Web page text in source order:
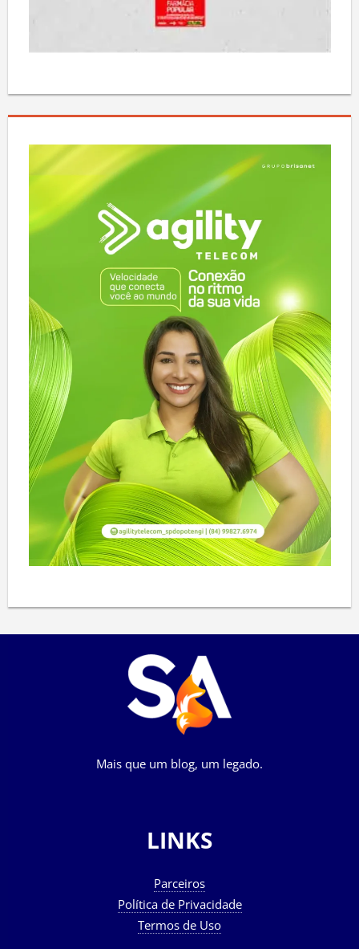
Mais que um blog, um legado.
LINKS
Parceiros
Política de Privacidade
Termos de Uso